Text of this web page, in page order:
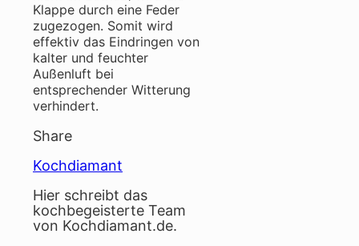
Klappe durch eine Feder
zugezogen. Somit wird
effektiv das Eindringen von
kalter und feuchter
Außenluft bei
entsprechender Witterung
verhindert.
Share
Kochdiamant
Hier schreibt das
kochbegeisterte Team
von Kochdiamant.de.